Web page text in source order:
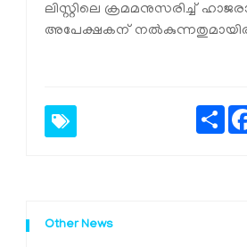
ലിസ്റ്റിലെ ക്രമമനുസരിച്ച്
അപേക്ഷകന്
Other News